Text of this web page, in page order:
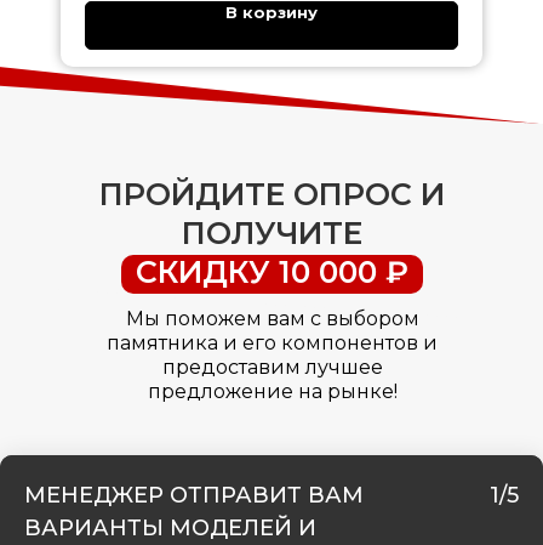
В корзину
ПРОЙДИТЕ ОПРОС И
ПОЛУЧИТЕ
СКИДКУ 10 000 ₽
Мы поможем вам с выбором
памятника и его компонентов и
предоставим лучшее
предложение на рынке!
МЕНЕДЖЕР ОТПРАВИТ ВАМ
ВАРИАНТЫ МОДЕЛЕЙ И
1/5